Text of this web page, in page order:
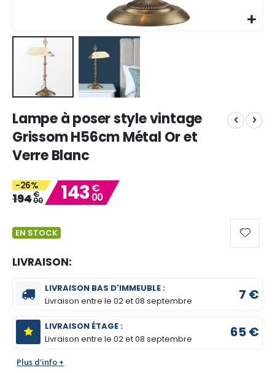
to
the
beginning
of
images
gallery
Lampe à poser style vintage
Grissom H56cm Métal Or et
Verre Blanc
-26%
194€
00 143€
00
EN STOCK
LIVRAISON:
LIVRAISON BAS D'IMMEUBLE :
Livraison entre le02 et 08 septembre 7 €
LIVRAISON ÉTAGE :
Livraison entre le02 et 08 septembre 65 €
Plus d'info +